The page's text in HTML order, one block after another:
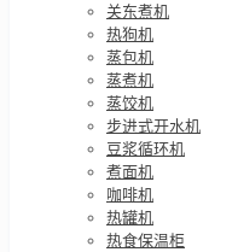
关东煮机
热狗机
蒸包机
蒸煮机
蒸饺机
步进式开水机
豆浆循环机
煮面机
咖啡机
热罐机
热食保温柜